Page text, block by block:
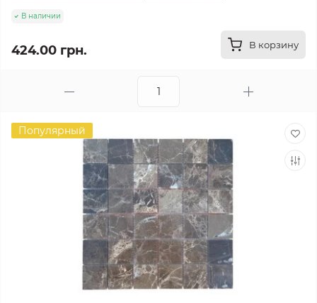
В наличии
424.00 грн. В корзину
Популярный